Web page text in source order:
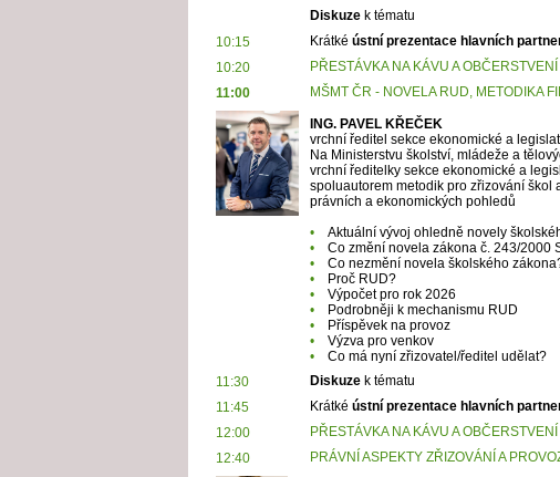
Diskuzek tématu
10:15
Krátké ústní prezentace hlavních
10:20
PŘESTÁVKA NA KÁVU A OBČERSTVENÍ
11:00
MŠMT ČR - NOVELA RUD, METODIKA
ING. PAVEL KŘEČEK
vrchní ředitel sekce ekonomické a
Na Ministerstvu školství, mládeže a
vrchní ředitelky sekce ekonomické a
spoluautorem metodik pro zřizování škol
právních a ekonomických pohledů
•
Aktuální vývoj ohledně novely
•
Co změní novela zákona č. 243/2000
•
Co nezmění novela školského
•
Proč RUD?
•
Výpočet pro rok 2026
•
Podrobněji k mechanismu RUD
•
Příspěvek na provoz
•
Výzva pro venkov
•
Co má nyní zřizovatel/ředitel udělat?
11:30
Diskuzek tématu
11:45
Krátké ústní prezentace hlavních
12:00
PŘESTÁVKA NA KÁVU A OBČERSTVENÍ
12:40
PRÁVNÍ ASPEKTY ZŘIZOVÁNÍ A